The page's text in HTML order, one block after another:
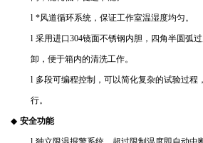
l *风道循环系统，保证工作室温湿度均匀。
l 采用进口304镜面不锈钢内胆，四角半圆弧
卸，便于箱内的清洗工作。
l 多段可编程控制，可以简化复杂的试验过程
行。
◆ 安全功能